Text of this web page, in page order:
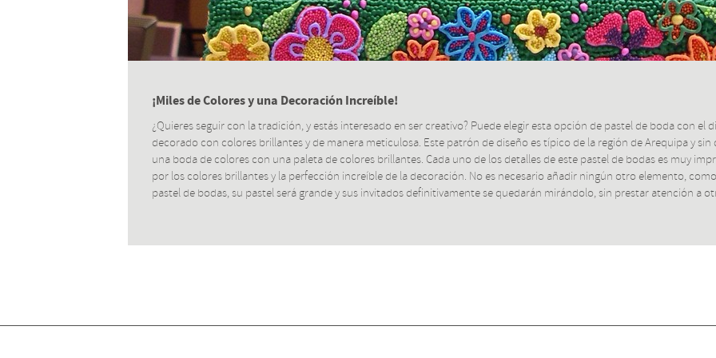
¡Miles de Colores y una Decoración Increíble!
¿Quieres seguir con la tradición, y estás interesado en ser creativo? Puede elegir esta opción de pastel de boda con el
decorado con colores brillantes y de manera meticulosa. Este patrón de diseño es típico de la región de Arequipa y
una boda de colores con una paleta de colores brillantes. Cada uno de los detalles de este pastel de bodas es muy
por los colores brillantes y la perfección increíble de la decoración. No es necesario añadir ningún otro elemento,
pastel de bodas, su pastel será grande y sus invitados definitivamente se quedarán mirándolo, sin prestar atención a